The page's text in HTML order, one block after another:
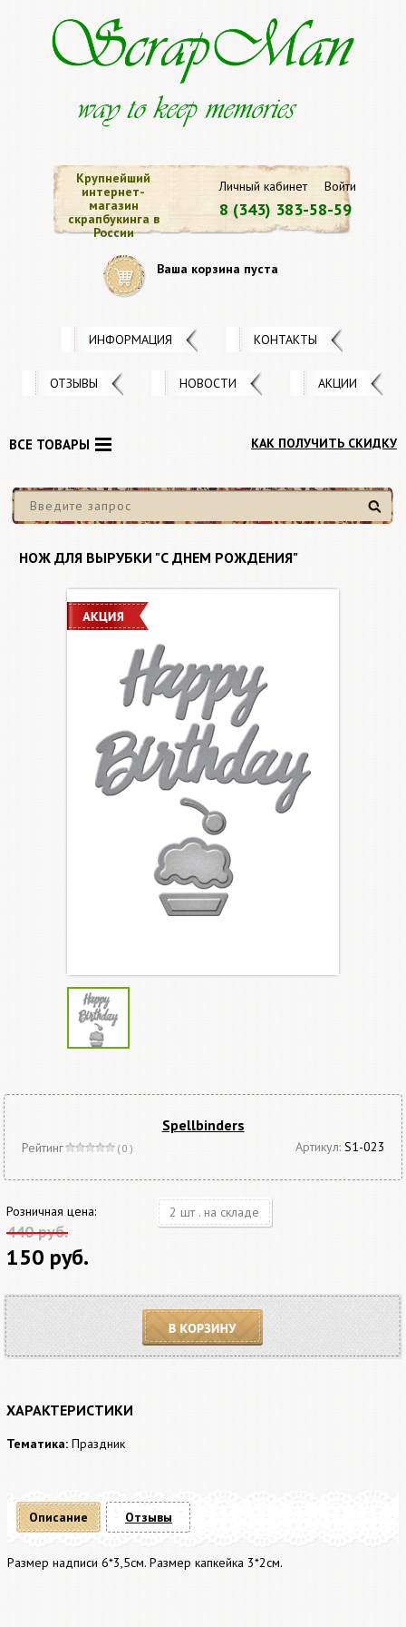
Личный кабинет Войти
8 (343) 383-58-59
Крупнейший
интернет-
магазин
скрапбукинга в
России
Ваша корзина пуста
ИНФОРМАЦИЯ КОНТАКТЫ
ОТЗЫВЫ НОВОСТИ АКЦИИ
КАК ПОЛУЧИТЬ СКИДКУ
Найти
ВСЕ ТОВАРЫ
НОЖ ДЛЯ ВЫРУБКИ "С ДНЕМ РОЖДЕНИЯ"
Spellbinders
Рейтинг ( 0 ) Артикул: S1-023
Розничная цена:
440 руб.
150 руб.
2 шт . на складе
В корзину
ХАРАКТЕРИСТИКИ
Тематика: Праздник
Описание
Размер надписи 6*3,5см. Размер капкейка 3*2см.
Отзывы